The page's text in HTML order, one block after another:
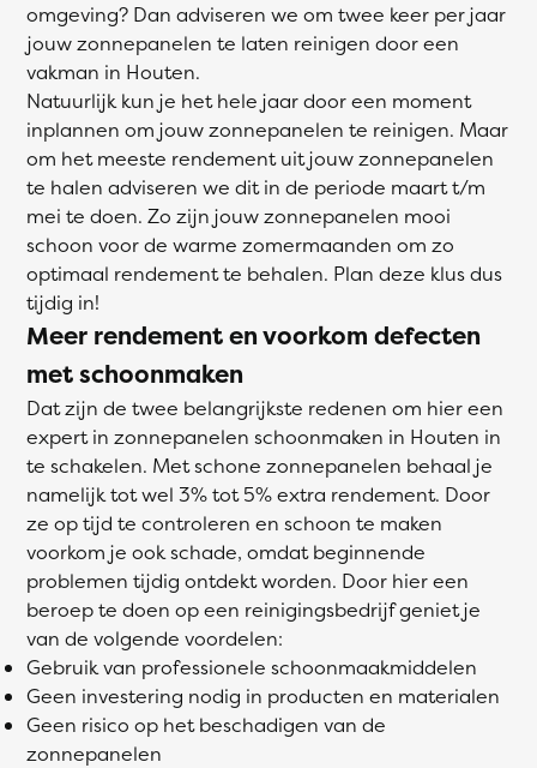
omgeving? Dan adviseren we om twee keer per jaar
jouw zonnepanelen te laten reinigen door een
vakman in Houten.
Natuurlijk kun je het hele jaar door een moment
inplannen om jouw zonnepanelen te reinigen. Maar
om het meeste rendement uit jouw zonnepanelen
te halen adviseren we dit in de periode maart t/m
mei te doen. Zo zijn jouw zonnepanelen mooi
schoon voor de warme zomermaanden om zo
optimaal rendement te behalen. Plan deze klus dus
tijdig in!
Meer rendement en voorkom defecten
met schoonmaken
Dat zijn de twee belangrijkste redenen om hier een
expert in zonnepanelen schoonmaken in Houten in
te schakelen. Met schone zonnepanelen behaal je
namelijk tot wel 3% tot 5% extra rendement. Door
ze op tijd te controleren en schoon te maken
voorkom je ook schade, omdat beginnende
problemen tijdig ontdekt worden. Door hier een
beroep te doen op een reinigingsbedrijf geniet je
van de volgende voordelen:
Gebruik van professionele schoonmaakmiddelen
Geen investering nodig in producten en materialen
Geen risico op het beschadigen van de
zonnepanelen